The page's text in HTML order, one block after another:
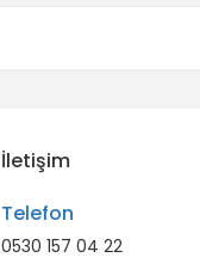
İletişim
Telefon
0530 157 04 22